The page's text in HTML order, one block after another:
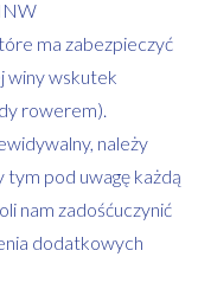
ma zabezpieczyć
winy wskutek
rowerem).
należy
tym pod uwagę każdą
nam zadośćuczynić
dodatkowych